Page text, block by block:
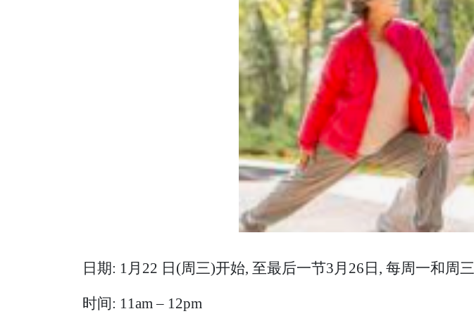
日期: 1月22 日(周三)开始, 至最后一节3月26日, 每周一和周三
时间: 11am – 12pm